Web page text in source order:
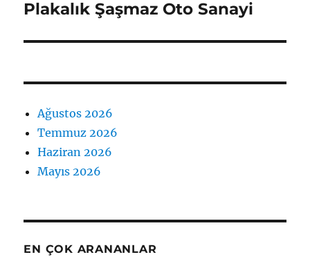
yazı:
Plakalık Şaşmaz Oto Sanayi
Ağustos 2026
Temmuz 2026
Haziran 2026
Mayıs 2026
EN ÇOK ARANANLAR